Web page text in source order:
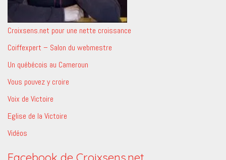
Croixsens.net pour une nette croissance
Coiffexpert – Salon du webmestre
Un québécois au Cameroun
Vous pouvez y croire
Voix de Victoire
Eglise de la Victoire
Vidéos